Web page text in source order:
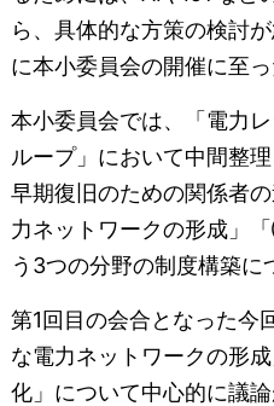
ら、具体的な方策の検討
に本小委員会の開催に至っ
本小委員会では、「電力
ループ」において中間整
早期復旧のための関係者
力ネットワークの形成」
う3つの分野の制度構築に
第1回目の会合となった
な電力ネットワークの形
化」について中心的に議論